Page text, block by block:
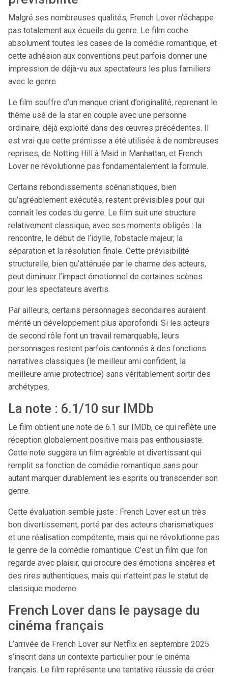
Malgré ses nombreuses qualités, French Lover n’échappe
pas totalement aux écueils du genre. Le film coche
absolument toutes les cases de la comédie romantique, et
cette adhésion aux conventions peut parfois donner une
impression de déjà-vu aux spectateurs les plus familiers
avec le genre.
Le film souffre d’un manque criant d’originalité, reprenant le
thème usé de la star en couple avec une personne
ordinaire, déjà exploité dans des œuvres précédentes. Il
est vrai que cette prémisse a été utilisée à de nombreuses
reprises, de Notting Hill à Maid in Manhattan, et French
Lover ne révolutionne pas fondamentalement la formule.
Certains rebondissements scénaristiques, bien
qu’agréablement exécutés, restent prévisibles pour qui
connaît les codes du genre. Le film suit une structure
relativement classique, avec ses moments obligés : la
rencontre, le début de l’idylle, l’obstacle majeur, la
séparation et la résolution finale. Cette prévisibilité
structurelle, bien qu’atténuée par le charme des acteurs,
peut diminuer l’impact émotionnel de certaines scènes
pour les spectateurs avertis.
Par ailleurs, certains personnages secondaires auraient
mérité un développement plus approfondi. Si les acteurs
de second rôle font un travail remarquable, leurs
personnages restent parfois cantonnés à des fonctions
narratives classiques (le meilleur ami confident, la
meilleure amie protectrice) sans véritablement sortir des
archétypes.
La note : 6.1/10 sur IMDb
Le film obtient une note de 6.1 sur IMDb, ce qui reflète une
réception globalement positive mais pas enthousiaste.
Cette note suggère un film agréable et divertissant qui
remplit sa fonction de comédie romantique sans pour
autant marquer durablement les esprits ou transcender son
genre.
Cette évaluation semble juste : French Lover est un très
bon divertissement, porté par des acteurs charismatiques
et une réalisation compétente, mais qui ne révolutionne pas
le genre de la comédie romantique. C’est un film que l’on
regarde avec plaisir, qui procure des émotions sincères et
des rires authentiques, mais qui n’atteint pas le statut de
classique moderne.
French Lover dans le paysage du
cinéma français
L’arrivée de French Lover sur Netflix en septembre 2025
s’inscrit dans un contexte particulier pour le cinéma
français. Le film représente une tentative réussie de créer